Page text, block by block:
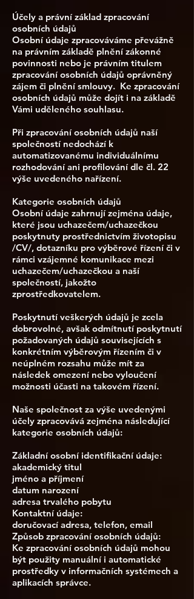
Účely a právní základ zpracování
osobních údajů
Osobní údaje zpracováváme převážně
na právním základě plnění zákonné
povinnosti nebo je právním titulem
zpracování osobních údajů oprávněný
zájem či plnění smlouvy. Ke zpracování
osobních údajů může dojít i na základě
Vámi uděleného souhlasu.
Při zpracování osobních údajů naší
společností nedochází k
automatizovanému individuálnímu
rozhodování ani profilování dle čl. 22
výše uvedeného nařízení.
Kategorie osobních údajů
Osobní údaje zahrnují zejména údaje,
které jsou uchazečem/uchazečkou
poskytnuty prostřednictvím životopisu
/CV/, dotazníku pro výběrové řízení či v
rámci vzájemné komunikace mezi
uchazečem/uchazečkou a naší
společností, jakožto
zprostředkovatelem.
Poskytnutí veškerých údajů je zcela
dobrovolné, avšak odmítnutí poskytnutí
požadovaných údajů souvisejících s
konkrétním výběrovým řízením či v
neúplném rozsahu může mít za
následek omezení nebo vyloučení
možnosti účasti na takovém řízení.
Naše společnost za výše uvedenými
účely zpracovává zejména následující
kategorie osobních údajů:
Základní osobní identifikační údaje:
akademický titul
jméno a příjmení
datum narození
adresa trvalého pobytu
Kontaktní údaje:
doručovací adresa, telefon, email
Způsob zpracování osobních údajů:
Ke zpracování osobních údajů mohou
být použity manuální i automatické
prostředky v informačních systémech a
aplikacích správce.